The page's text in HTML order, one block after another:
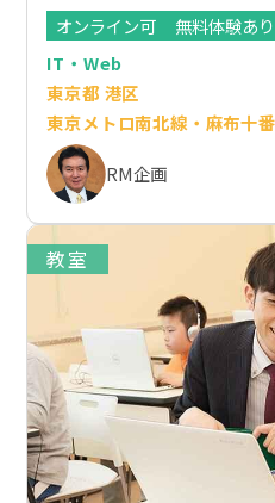
オンライン可
無料体験あり
IT・Web
東京都 港区
東京メトロ南北線・麻布十
RM企画
教室